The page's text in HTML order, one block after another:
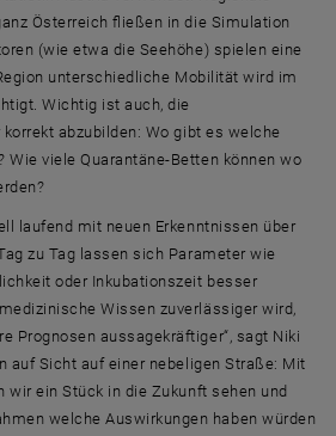
Österreich fließen in die Simulation
(wie etwa die Seehöhe) spielen eine
unterschiedliche Mobilität wird im
Wichtig ist auch, die
abzubilden: Wo gibt es welche
Wie viele Quarantäne-Betten können wo
laufend mit neuen Erkenntnissen über
zu Tag lassen sich Parameter wie
oder Inkubationszeit besser
Wissen zuverlässiger wird,
Prognosen aussagekräftiger“, sagt Niki
auf Sicht auf einer nebeligen Straße: Mit
wir ein Stück in die Zukunft sehen und
welche Auswirkungen haben würden